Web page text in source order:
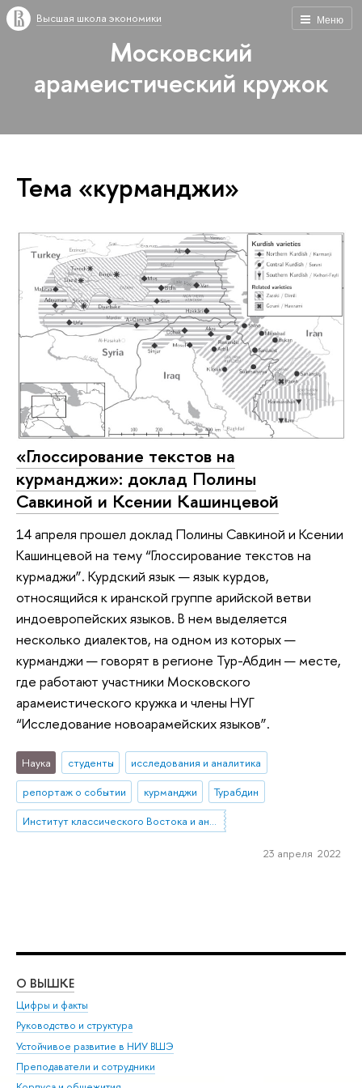
Меню
Высшая школа экономики
Московский
арамеистический кружок
Тема «курманджи»
«Глоссирование текстов на
курманджи»: доклад Полины
Савкиной и Ксении Кашинцевой
14 апреля прошел доклад Полины Савкиной и Ксении
Кашинцевой на тему “Глоссирование текстов на
курмаджи”. Курдский язык — язык курдов,
относящийся к иранской группе арийской ветви
индоевропейских языков. В нем выделяется
несколько диалектов, на одном из которых —
курманджи — говорят в регионе Тур-Абдин — месте,
где работают участники Московского
арамеистического кружка и члены НУГ
“Исследование новоарамейских языков”.
Наука студенты
исследования и аналитика
репортаж о событии
курманджи
Турабдин
Институт классического Востока и античности
23 апреля 2022
О ВЫШКЕ
Цифры и факты
Руководство и структура
Устойчивое развитие в НИУ ВШЭ
Преподаватели и сотрудники